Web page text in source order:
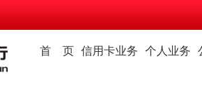
首 页 信用卡业务 个人业务